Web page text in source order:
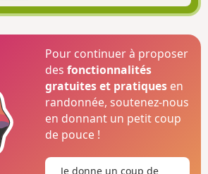
Pour continuer à proposer
desfonctionnalités
gratuites et pratiques en
randonnée, soutenez-nous
en donnant un petit coup
de pouce !
Je donne un coup de